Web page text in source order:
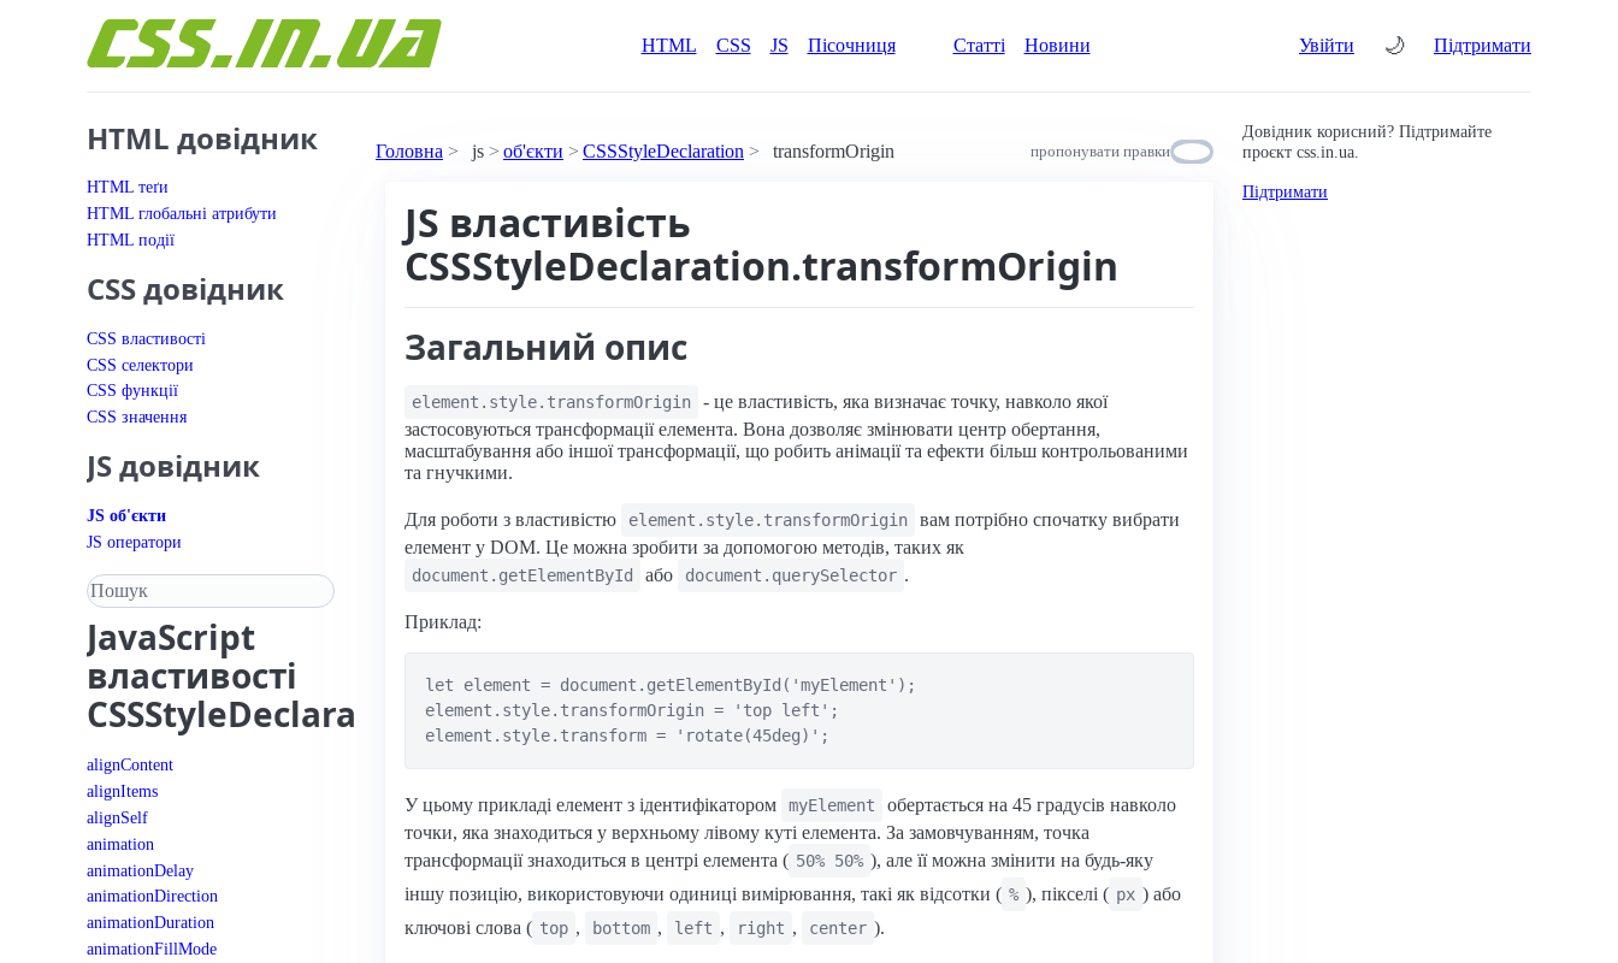
HTML
CSS JS Пісочниця Статті Новини Увійти 🌙 Підтримати
HTML довідник
HTML теґи
HTML глобальні атрибути
HTML події
CSS довідник
CSS властивості
CSS селектори
CSS функції
CSS значення
JS довідник
JS об'єкти
JS оператори
Пошук у довіднику
JavaScript
властивості
CSSStyleDeclaration
alignContent
alignItems
alignSelf
animation
animationDelay
animationDirection
animationDuration
animationFillMode
Головна js об'єкти CSSStyleDeclaration transformOrigin пропонувати правки
JS властивість
CSSStyleDeclaration.transformOrigin
Загальний опис
element.style.transformOrigin
- це властивість, яка визначає точку, навколо якої
застосовуються трансформації елемента. Вона дозволяє змінювати центр обертання,
масштабування або іншої трансформації, що робить анімації та ефекти більш контрольованими
та гнучкими.
Для роботи з властивістю element.style.transformOrigin
вам потрібно спочатку вибрати
елемент у DOM. Це можна зробити за допомогою методів, таких як
document.getElementById або document.querySelector .
Приклад:
let element = document.getElementById('myElement');
element.style.transformOrigin = 'top left';
У цьому прикладі елемент з ідентифікатором myElement
обертається на 45 градусів навколо
точки, яка знаходиться у верхньому лівому куті елемента. За замовчуванням, точка
трансформації знаходиться в центрі елемента ( 50% 50% ), але її можна змінити на будь-яку
іншу позицію, використовуючи одиниці вимірювання, такі як відсотки ( % ), пікселі ( px ) або
ключові слова ( top , bottom , left , right , center ).
Довідник корисний? Підтримайте
проєкт css.in.ua.
Підтримати